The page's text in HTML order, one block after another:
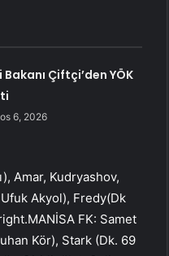
Çiftçi’den YÖK
6, 2026
Amar, Kudryashov,
Akyol), Fredy(Dk
FK: Samet
Kör), Stark (Dk. 69